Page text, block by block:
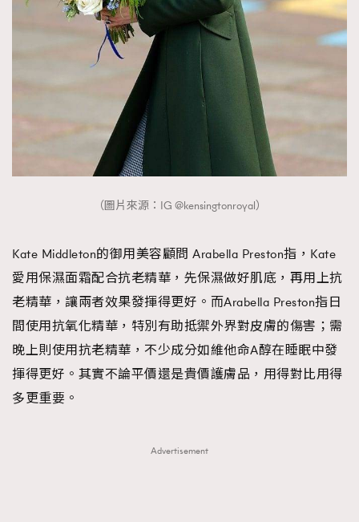
（圖片來源：IG @kensingtonroyal）
Kate Middleton的御用美容顧問 Arabella Preston指，Kate
愛用保濕面霜配合抗老精華，先保濕做好肌底，再用上抗
老精華，讓兩者效果發揮得更好。而Arabella Preston指日
間使用抗氧化精華，特別有助抵禦外界對皮膚的傷害；需
晚上則使用抗老精華，不少成分如維他命A醇在睡眠中發
揮得更好。其實不論平價還是貴價護膚品，用得對比用得
多更重要。
Advertisement